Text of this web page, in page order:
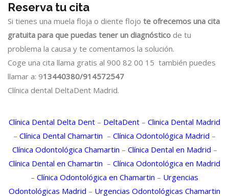
Reserva tu cita
Si tienes una muela floja o diente flojo te ofrecemos una cita
gratuita para que puedas tener un diagnóstico de tu
problema la causa y te comentamos la solución.
Coge una cita llama gratis al 900 82 00 15 también puedes
llamar a: 913440380/914572547
Clínica dental DeltaDent Madrid.
Clínica Dental Delta Dent – DeltaDent – Clinica Dental Madrid
– Clínica Dental Chamartin – Clínica Odontológica Madrid –
Clínica Odontológica Chamartin – Clínica Dental en Madrid –
Clínica Dental en Chamartin – Clínica Odontológica en Madrid
– Clínica Odontológica en Chamartin – Urgencias
Odontológicas Madrid – Urgencias Odontológicas Chamartin